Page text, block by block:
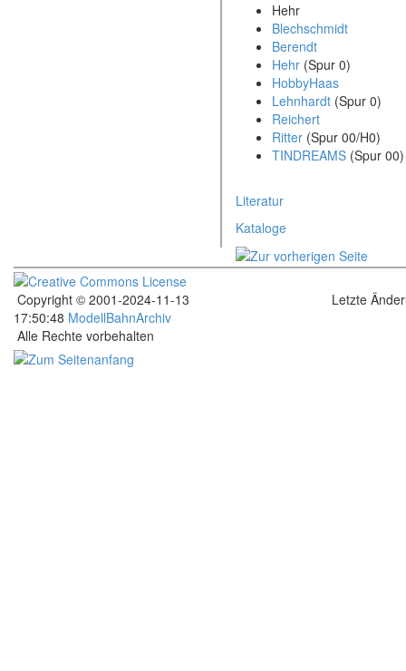
Hehr
Blechschmidt
Berendt
Hehr (Spur 0)
HobbyHaas
Lehnhardt (Spur 0)
Reichert
Ritter (Spur 00/H0)
TINDREAMS (Spur 00)
Literatur
Kataloge
Copyright © 2001-2024-11-13
17:50:48 ModellBahnArchiv
Letzte
Alle Rechte vorbehalten